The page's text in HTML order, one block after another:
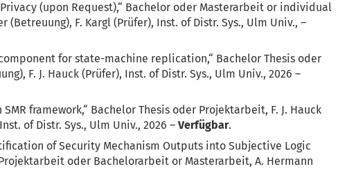
(upon Request),“ Bachelor oder Masterarbeit or individual
(Betreuung), F. Kargl (Prüfer), Inst. of Distr. Sys., Ulm Univ., –
for state-machine replication,“ Bachelor Thesis oder
F. J. Hauck (Prüfer), Inst. of Distr. Sys., Ulm Univ., 2026 –
framework,“ Bachelor Thesis oder Projektarbeit, F. J. Hauck
of Distr. Sys., Ulm Univ., 2026 – Verfügbar.
of Security Mechanism Outputs into Subjective Logic
oder Bachelorarbeit or Masterarbeit, A. Hermann